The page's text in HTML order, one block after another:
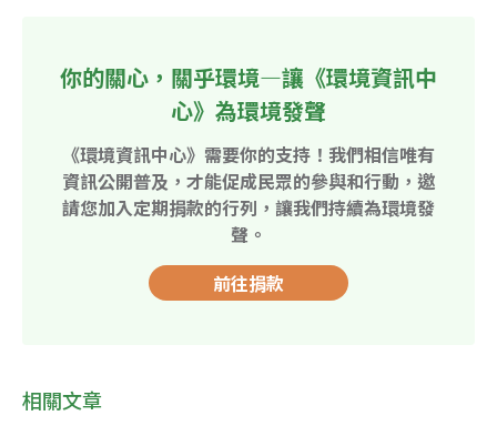
你的關心，關乎環境—讓《環境資訊中
心》為環境發聲
《環境資訊中心》需要你的支持！我們相信唯有
資訊公開普及，才能促成民眾的參與和行動，邀
請您加入定期捐款的行列，讓我們持續為環境發
聲。
前往捐款
相關文章